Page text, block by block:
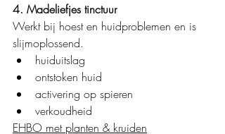
4. Madeliefjes tinctuur
Werkt bij hoest en huidproblemen en is
slijmoplossend.
huiduitslag
ontstoken huid
activering op spieren
verkoudheid
EHBO met planten & kruiden